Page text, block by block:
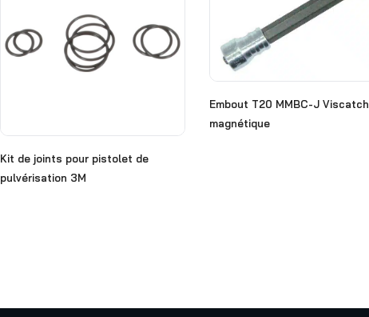
Kit de joints pour pistolet de
pulvérisation 3M
Embout T20 MMBC-J Viscatch
magnétique